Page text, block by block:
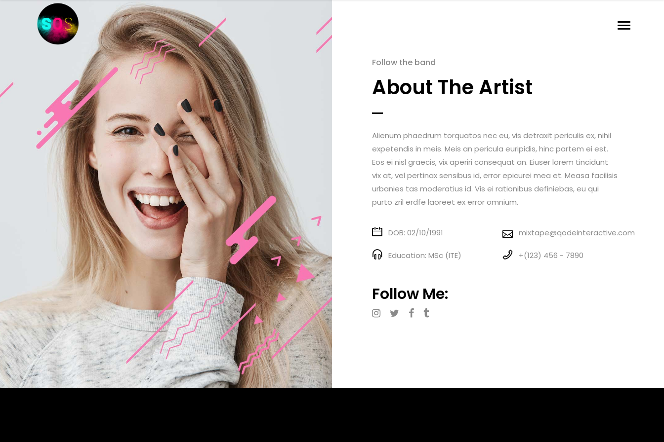
Follow the band
About The Artist
Alienum phaedrum torquatos nec eu, vis detraxit periculis ex, nihil
expetendis in meis. Meis an pericula euripidis, hinc partem ei est.
Eos ei nisl graecis, vix aperiri consequat an. Eiuser lorem tincidunt
vix at, vel pertinax sensibus id, error epicurei mea et. Measa facilisis
urbanies tas moderatius id. Vis ei rationibus definiebas, eu qui
purto zril erdfe laoreet ex error omnium.
DOB: 02/10/1991
Education: MSc (ITE)
mixtape@qodeinteractive.com
+(123) 456 - 7890
Follow Me: